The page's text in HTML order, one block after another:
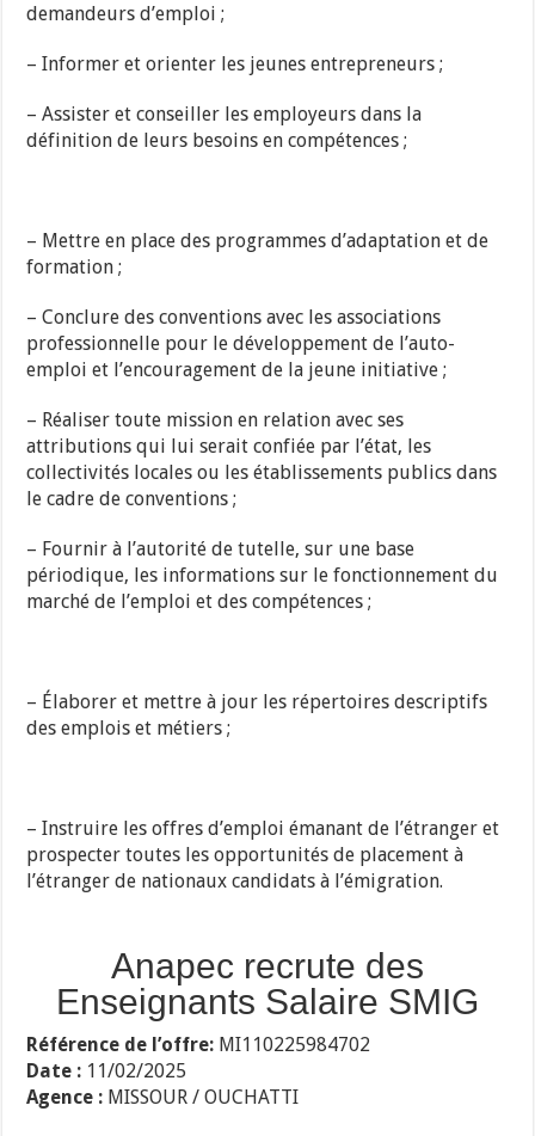
demandeurs d’emploi ;
– Informer et orienter les jeunes entrepreneurs ;
– Assister et conseiller les employeurs dans la
définition de leurs besoins en compétences ;
– Mettre en place des programmes d’adaptation et de
formation ;
– Conclure des conventions avec les associations
professionnelle pour le développement de l’auto-
emploi et l’encouragement de la jeune initiative ;
– Réaliser toute mission en relation avec ses
attributions qui lui serait confiée par l’état, les
collectivités locales ou les établissements publics dans
le cadre de conventions ;
– Fournir à l’autorité de tutelle, sur une base
périodique, les informations sur le fonctionnement du
marché de l’emploi et des compétences ;
– Élaborer et mettre à jour les répertoires descriptifs
des emplois et métiers ;
– Instruire les offres d’emploi émanant de l’étranger et
prospecter toutes les opportunités de placement à
l’étranger de nationaux candidats à l’émigration.
Anapec recrute des
Enseignants Salaire SMIG
Référence de l’offre: MI110225984702
Date : 11/02/2025
Agence : MISSOUR / OUCHATTI